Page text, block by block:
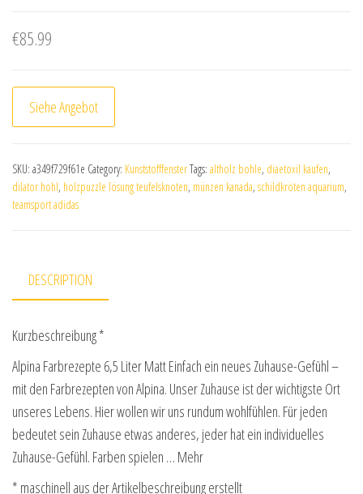
€85.99
Siehe Angebot
SKU: a349f729f61e Category: KunststofffensterTags: altholz bohle, diaetoxil kaufen,
dilator hohl, holzpuzzle lösung teufelsknoten, münzen kanada, schildkröten aquarium,
teamsport adidas
DESCRIPTION
Kurzbeschreibung *
Alpina Farbrezepte 6,5 Liter Matt Einfach ein neues Zuhause-Gefühl –
mit den Farbrezepten von Alpina. Unser Zuhause ist der wichtigste Ort
unseres Lebens. Hier wollen wir uns rundum wohlfühlen. Für jeden
bedeutet sein Zuhause etwas anderes, jeder hat ein individuelles
Zuhause-Gefühl. Farben spielen … Mehr
* maschinell aus der Artikelbeschreibung erstellt